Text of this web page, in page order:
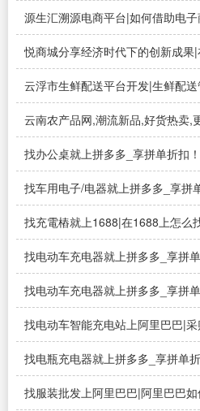
源生汇溯源电商平台|如何借助电
境电商业务——溯源系统
悦商城分享经济时代下的创新成果
国家共享经济创新交易示怎么理解
云浮市生鲜配送平台开发|生鲜配
本多少？
云南农产品网,潮流新品,好货热卖,
宝!|英语“SB”是什么的缩写？中文
找办公桌就上拼多多_享拼单折扣
三种意义
找车用电子/电器就上拼多多_享拼
油电二用电瓶车拼单购买真的那么
找充電樁就上1688|在1688上怎么
找电动车充电器就上拼多多_享拼
电动车充电器好吗
找电动车充电器就上拼多多_享拼
的电动车充电器好吗
找电动车智能充电站上阿里巴巴|
电器，要求厂商！那里可以找到？
找电瓶充电器就上拼多多_享拼
来，老师的谆谆教诲，校园里的一
上你追我赶的情景，儿童节上清
找服装批发上阿里巴巴|阿里巴巴